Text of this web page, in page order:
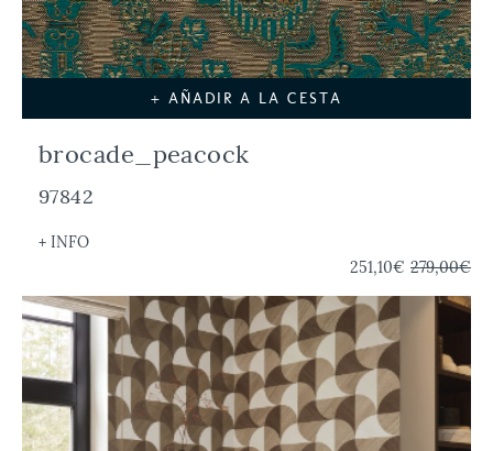
+ AÑADIR A LA CESTA
brocade_peacock
97842
+ INFO
251,10€ 279,00€